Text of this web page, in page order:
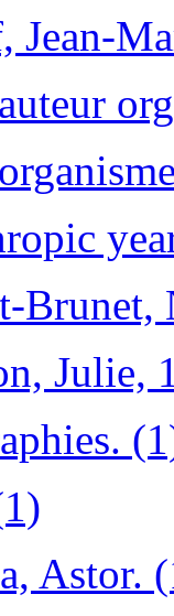
Jean-
Brunet,
Julie,
Astor.